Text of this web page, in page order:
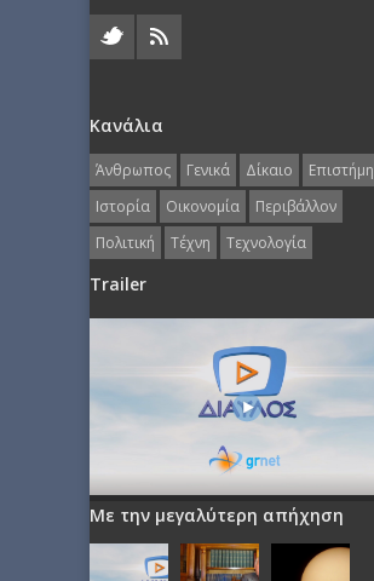
Κανάλια
Άνθρωπος Γενικά Δίκαιο
Επιστήμη
Ιστορία
Οικονομία
Περιβάλλον
Πολιτική
Τέχνη Τεχνολογία
Trailer
Με την μεγαλύτερη απήχηση